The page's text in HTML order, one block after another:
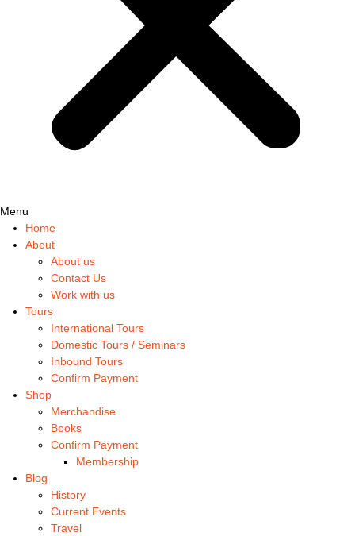
Menu
Home
About
About us
Contact Us
Work with us
Tours
International Tours
Domestic Tours / Seminars
Inbound Tours
Confirm Payment
Shop
Merchandise
Books
Confirm Payment
Membership
Blog
History
Current Events
Travel